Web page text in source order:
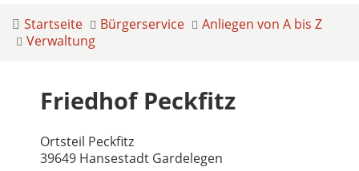
Startseite Bürgerservice
Anliegen von A bis Z
Verwaltung
Friedhof Peckfitz
Ortsteil Peckfitz
39649 Hansestadt Gardelegen